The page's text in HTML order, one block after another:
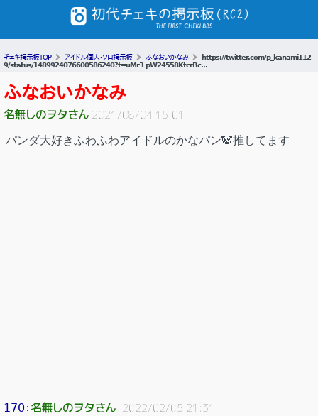
チェキ掲示板TOP アイドル個人・ソロ掲示板 ふなおいかなみ
https://twitter.com/p_kanami112
9/status/1489924076600586240?t=uMr3-pW24558KtcrBc...
ふなおいかなみ
名無しのヲタさん 2021/08/04 15:01
パンダ大好きふわふわアイドルのかなパン🐼推してます
170：名無しのヲタさん 2022/02/05 21:31